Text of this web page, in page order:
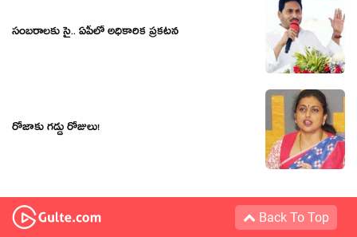
సంబ‌రాల‌కు సై.. ఏపీలో అధికారిక ప్ర‌క‌ట‌న‌
రోజాకు గ‌డ్డు రోజులు!
Back To Top